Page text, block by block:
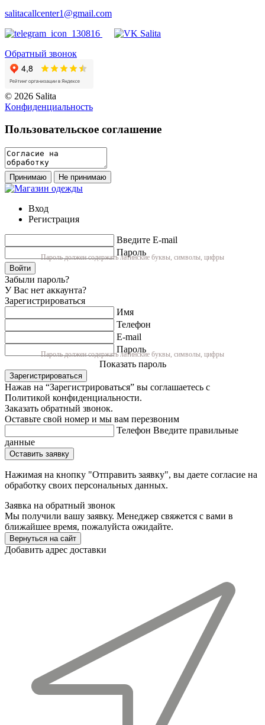
salitacallcenter1@gmail.com
Обратный звонок
© 2026 Salita
Кoнфидeнциaльнoсть
Пользовательское соглашение
Принимаю Не принимаю
Вход
Регистрация
Введите E-mail
Пароль
Пароль должен содержать латинские буквы, символы, цифры
Войти
Забыли пароль?
У Вас нет аккаунта?
Зарегистрироваться
Имя
Телефон
E-mail
Пароль
Пароль должен содержать латинские буквы, символы, цифры
Показать пароль
Зарегистрироваться
Нажав на “Зарегистрироваться” вы соглашаетесь с
Политикой конфиденциальности.
Заказать обратный звонок.
Оставьте свой номер и мы вам перезвоним
Телефон Введите правильные
данные
Оставить заявку
Нажимая на кнопку "Отправить заявку", вы даете согласие на
обработку своих персональных данных.
Заявка на обратный звонок
Мы получили вашу заявку. Менеджер свяжется с вами в
ближайшее время, пожалуйста ожидайте.
Вернуться на сайт
Добавить адрес доставки